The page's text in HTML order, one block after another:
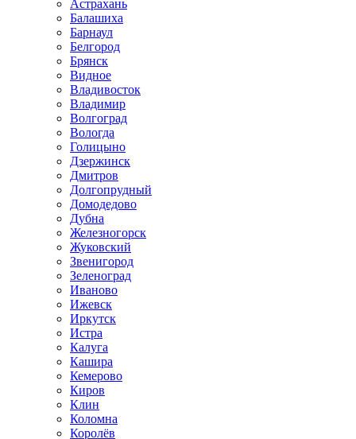
Астрахань
Балашиха
Барнаул
Белгород
Брянск
Видное
Владивосток
Владимир
Волгоград
Вологда
Голицыно
Дзержинск
Дмитров
Долгопрудный
Домодедово
Дубна
Железногорск
Жуковский
Звенигород
Зеленоград
Иваново
Ижевск
Иркутск
Истра
Калуга
Кашира
Кемерово
Киров
Клин
Коломна
Королёв